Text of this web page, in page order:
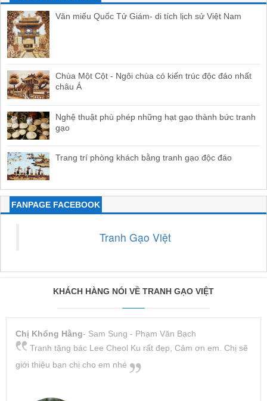
Văn miếu Quốc Tử Giám- di tích lịch sử Việt Nam
Chùa Một Cột - Ngôi chùa có kiến trúc độc đáo nhất
châu Á
Nghệ thuật phù phép những hạt gạo thành bức tranh
gạo
Trang trí phòng khách bằng tranh gạo độc đáo
FANPAGE FACEBOOK
Tranh Gạo Việt
KHÁCH HÀNG NÓI VỀ TRANH GẠO VIỆT
Chị Khổng Hằng- Sam Sung - Phạm Văn Bạch
Tranh tặng bác Lee Cheol Ku rất đẹp, Cảm ơn em. Chị sẽ
giới thiệu bạn chị cho em nhé